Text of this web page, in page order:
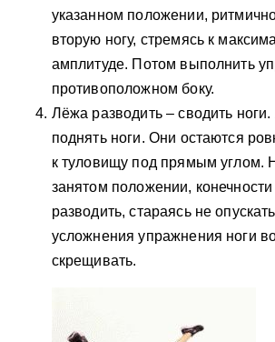
указанном положении,
вторую ногу, стремясь к
амплитуде. Потом выполнить
противоположном боку.
Лёжа разводить – сводить
поднять ноги. Они остаются
к туловищу под прямым углом.
занятом положении,
разводить, стараясь не
усложнения упражнения ноги
скрещивать.